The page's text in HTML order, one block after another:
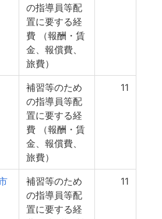
の指導員等配
置に要する経
費 （報酬・賃
金、報償費、
旅費）
補習等のため
の指導員等配
置に要する経
費 （報酬・賃
金、報償費、
旅費）
11
補習等のため
の指導員等配
置に要する経
11